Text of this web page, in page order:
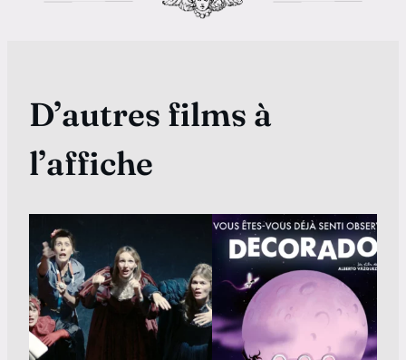
D’autres films à
l’affiche